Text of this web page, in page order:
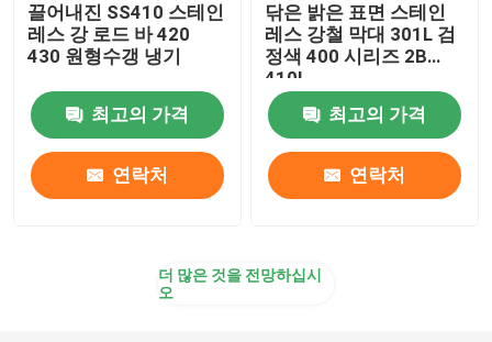
합금 강 강관
알루미늄 코일
알루미늄 플레이트 시트
끌어내진 SS410 스테인
레스 강 로드 바 420
430 원형수갱 냉기
최고의 가격
연락처
닦은 밝은 표면 스테인
레스 강철 막대 301L 검
정색 400 시리즈 2B
410L
최고의 가격
연락처
더 많은 것을 전망하십시
오